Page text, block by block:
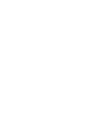
させていただ
了承ください。
き作成されるも
です。
です。
1000ppm以下、
下、フタル酸ジブチ
貨物等」とい
可)を取得する
要な手段を講じ